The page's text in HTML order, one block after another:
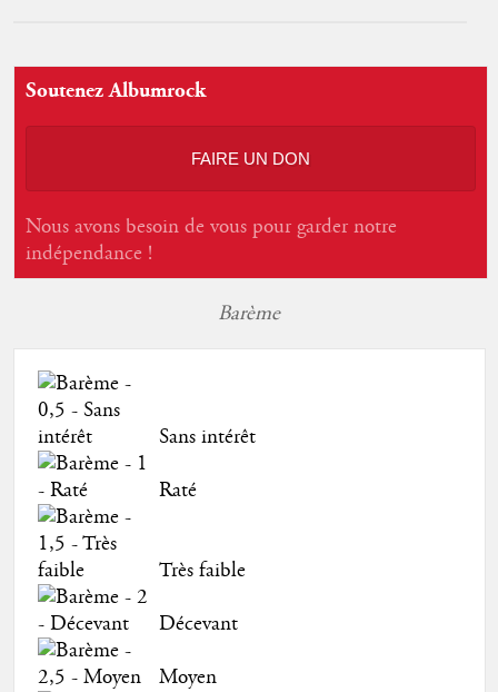
Soutenez Albumrock
FAIRE UN DON
Nous avons besoin de vous pour garder notre
indépendance !
Barème
Sans intérêt
Raté
Très faible
Décevant
Moyen